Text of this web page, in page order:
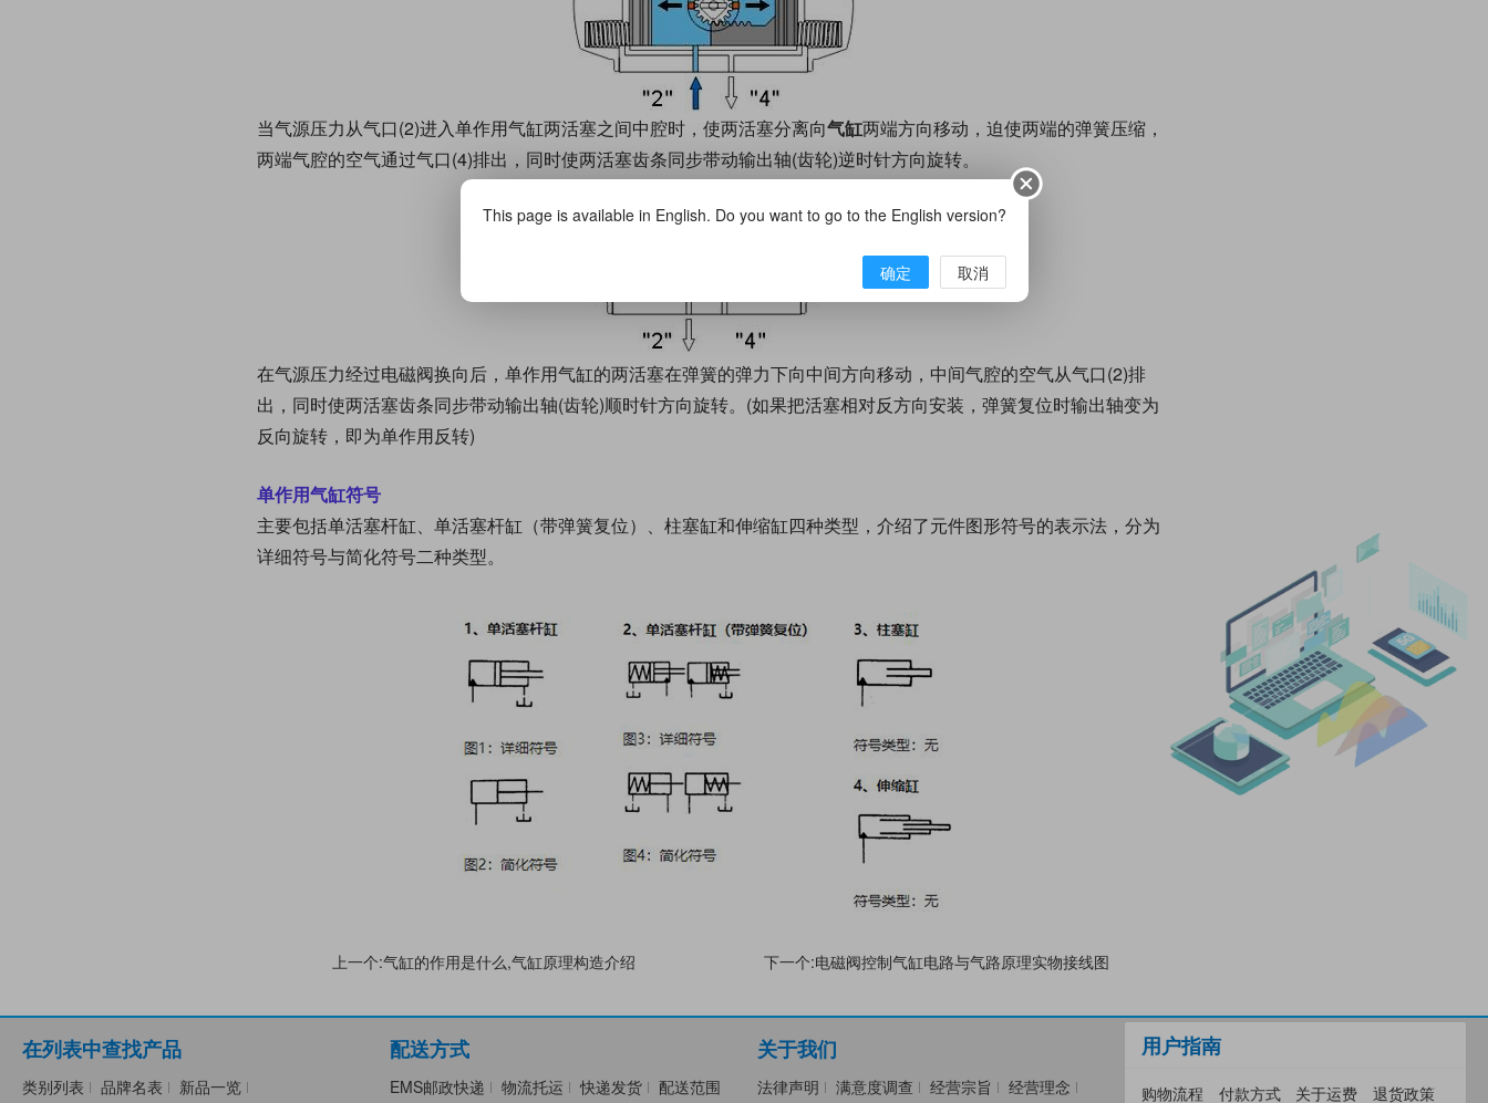
当气源压力从气口(2)进入单作用气缸两活塞之间中腔时，使两活塞分离向气缸两端方向移动，迫使两端的弹簧压缩，
两端气腔的空气通过气口(4)排出，同时使两活塞齿条同步带动输出轴(齿轮)逆时针方向旋转。
在气源压力经过电磁阀换向后，单作用气缸的两活塞在弹簧的弹力下向中间方向移动，中间气腔的空气从气口(2)排
出，同时使两活塞齿条同步带动输出轴(齿轮)顺时针方向旋转。(如果把活塞相对反方向安装，弹簧复位时输出轴变为
反向旋转，即为单作用反转)
单作用气缸符号
主要包括单活塞杆缸、单活塞杆缸（带弹簧复位）、柱塞缸和伸缩缸四种类型，介绍了元件图形符号的表示法，分为
详细符号与简化符号二种类型。
上一个:气缸的作用是什么,气缸原理构造介绍 下一个:电磁阀控制气缸电路与气路原理实物接线图
在列表中查找产品
类别列表 品牌名表
新品一览
配送方式
EMS邮政快递 物流托运 快递发货 配送范围
关于我们
法律声明 满意度调查 经营宗旨
经营理念
用户指南
购物流程 付款方式 关于运费 退货政策
This page is available in English. Do you want to go to the English version?
确定 取消